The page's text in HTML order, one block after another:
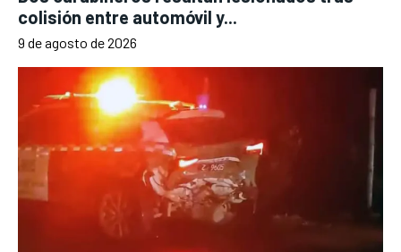
colisión entre automóvil y...
9 de agosto de 2026